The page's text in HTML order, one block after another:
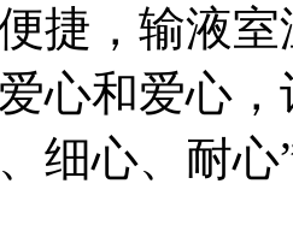
捷，输液
心和爱心
细心、耐